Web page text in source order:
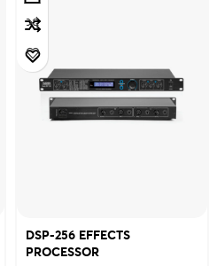
DSP-256 EFFECTS
PROCESSOR